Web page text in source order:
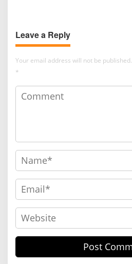
Leave a Reply
Your email address will not be published.
*